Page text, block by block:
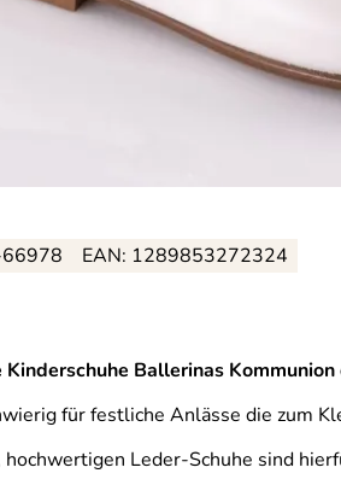
EAN: 1289853272324
Ballerinas Kommunion
für festliche Anlässe die zum
hochwertigen Leder-Schuhe sind